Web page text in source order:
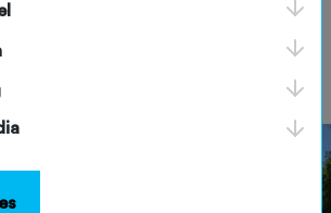
meer
2026